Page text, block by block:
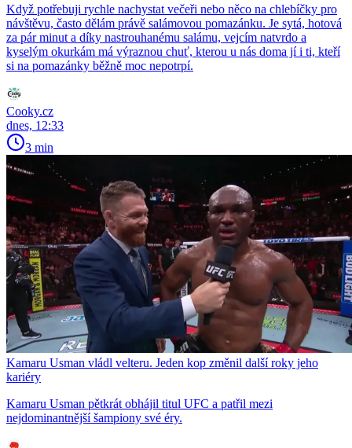
Když potřebuji rychle nachystat večeři nebo něco na chlebíčky pro
návštěvu, často dělám právě salámovou pomazánku. Je sytá, hotová
za pár minut a díky nastrouhanému salámu, vejcím natvrdo a
kyselým okurkám má výraznou chuť, kterou u nás doma jí i ti, kteří
si na pomazánky běžně moc nepotrpí.
Cooky.cz
dnes, 12:33
3 min
Kamaru Usman vládl velteru. Jeden kop změnil další roky jeho
kariéry
Kamaru Usman pětkrát obhájil titul UFC a patřil mezi
nejdominantnější šampiony své éry.